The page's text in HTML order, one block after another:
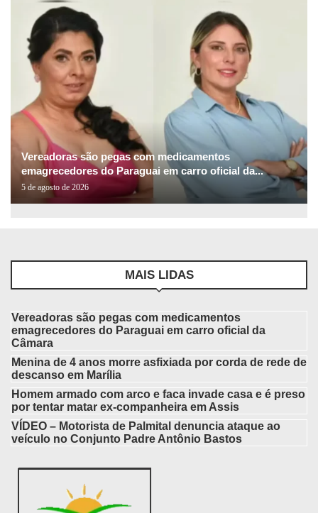
Vereadoras são pegas com medicamentos
emagrecedores do Paraguai em carro oficial da...
5 de agosto de 2026
MAIS LIDAS
Vereadoras são pegas com medicamentos
emagrecedores do Paraguai em carro oficial da
Câmara
Menina de 4 anos morre asfixiada por corda de rede de
descanso em Marília
Homem armado com arco e faca invade casa e é preso
por tentar matar ex-companheira em Assis
VÍDEO – Motorista de Palmital denuncia ataque ao
veículo no Conjunto Padre Antônio Bastos